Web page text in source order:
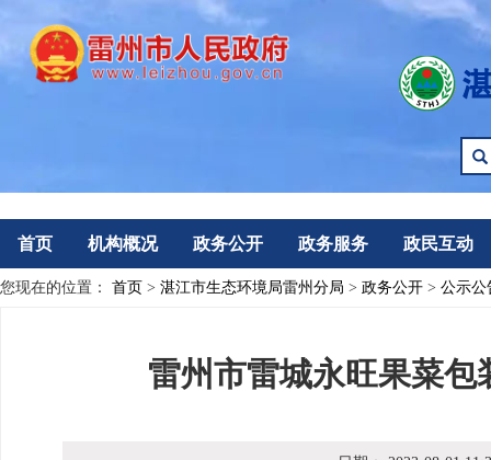
首页 机构概况 政务公开 政务服务 政民互动
您现在的位置： 首页 > 湛江市生态环境局雷州分局 > 政务公开 > 公示公
雷州市雷城永旺果菜